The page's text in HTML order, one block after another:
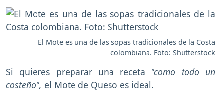
El Mote es una de las sopas tradicionales de la Costa
colombiana. Foto: Shutterstock
Si quieres preparar una receta "como todo un
costeño", el Mote de Queso es ideal.